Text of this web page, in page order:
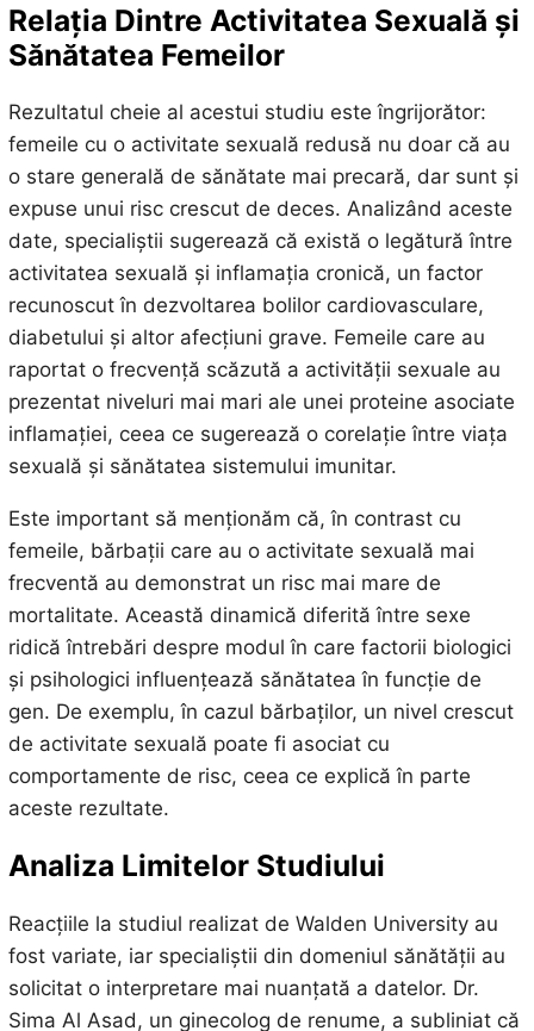
Relația Dintre Activitatea Sexuală și
Sănătatea Femeilor
Rezultatul cheie al acestui studiu este îngrijorător:
femeile cu o activitate sexuală redusă nu doar că au
o stare generală de sănătate mai precară, dar sunt și
expuse unui risc crescut de deces. Analizând aceste
date, specialiștii sugerează că există o legătură între
activitatea sexuală și inflamația cronică, un factor
recunoscut în dezvoltarea bolilor cardiovasculare,
diabetului și altor afecțiuni grave. Femeile care au
raportat o frecvență scăzută a activității sexuale au
prezentat niveluri mai mari ale unei proteine asociate
inflamației, ceea ce sugerează o corelație între viața
sexuală și sănătatea sistemului imunitar.
Este important să menționăm că, în contrast cu
femeile, bărbații care au o activitate sexuală mai
frecventă au demonstrat un risc mai mare de
mortalitate. Această dinamică diferită între sexe
ridică întrebări despre modul în care factorii biologici
și psihologici influențează sănătatea în funcție de
gen. De exemplu, în cazul bărbaților, un nivel crescut
de activitate sexuală poate fi asociat cu
comportamente de risc, ceea ce explică în parte
aceste rezultate.
Analiza Limitelor Studiului
Reacțiile la studiul realizat de Walden University au
fost variate, iar specialiștii din domeniul sănătății au
solicitat o interpretare mai nuanțată a datelor. Dr.
Sima Al Asad, un ginecolog de renume, a subliniat că